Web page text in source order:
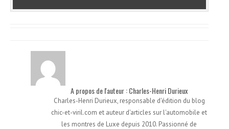
A propos de l'auteur : Charles-Henri Durieux
Charles-Henri Durieux, responsable d'édition du blog
chic-et-viril.com et auteur d'articles sur l'automobile et
les montres de Luxe depuis 2010. Passionné de